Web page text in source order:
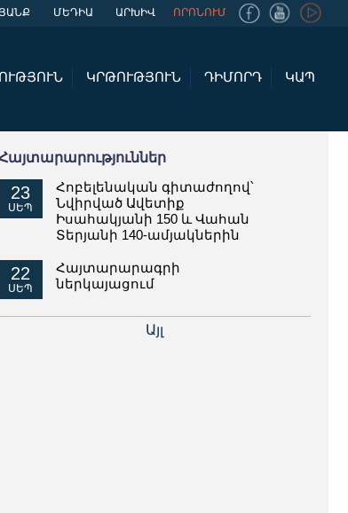
ՈՐՈՆՈՒՄ
ԱՐԽԻՎ
ՄԵԴԻԱ
ԿՐԹՈՒԹՅՈՒՆ ԴԻՄՈՐԴ ԿԱՊ
23
ՍԵՊ
Հոբելենական գիտաժողով՝
Նվիրված Ավետիք
Իսահակյանի 150 և Վահան
Տերյանի 140-ամյակներին
22
ՍԵՊ
Հայտարարագրի
ներկայացում
Այլ